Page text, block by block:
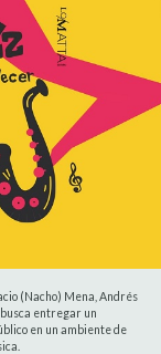
(Nacho) Mena, Andrés
entregar un
en un ambiente de